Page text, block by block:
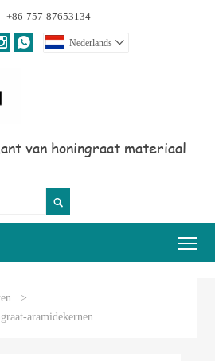
+86-757-87653134
 Nederlands 
van honingraat materiaal

>
aramidekernen